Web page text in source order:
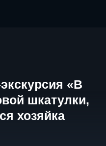
«В
шкатулки,
хозяйка